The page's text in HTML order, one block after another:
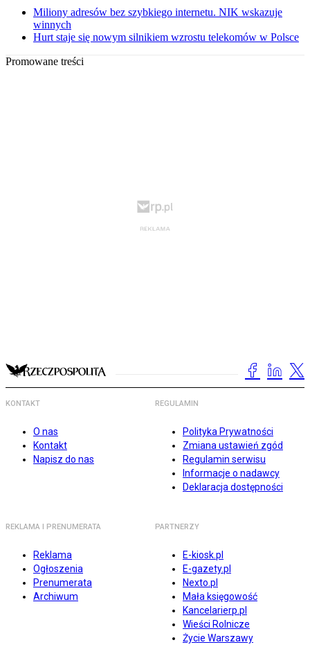
Miliony adresów bez szybkiego internetu. NIK wskazuje
winnych
Hurt staje się nowym silnikiem wzrostu telekomów w Polsce
Promowane treści
KONTAKT
O nas
Kontakt
Napisz do nas
REGULAMIN
Polityka Prywatności
Zmiana ustawień zgód
Regulamin serwisu
Informacje o nadawcy
Deklaracja dostępności
REKLAMA I PRENUMERATA
Reklama
Ogłoszenia
Prenumerata
Archiwum
PARTNERZY
E-kiosk.pl
E-gazety.pl
Nexto.pl
Mała księgowość
Kancelarierp.pl
Wieści Rolnicze
Życie Warszawy